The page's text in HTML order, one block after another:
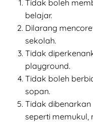
Tidak boleh
belajar.
Dilarang
sekolah.
Tidak
playground.
Tidak boleh
sopan.
Tidak
seperti memukul,